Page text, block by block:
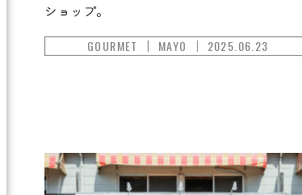
ショップ。
GOURMET MAYO 2025.06.23